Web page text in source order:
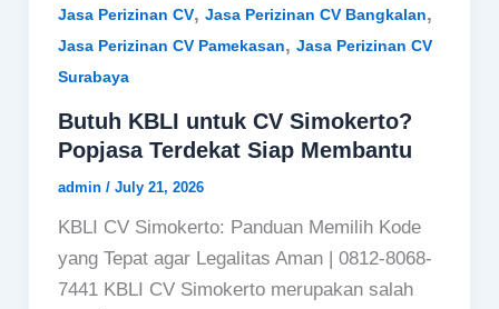
Jasa Perizinan CV, Jasa Perizinan CV Bangkalan,
Jasa Perizinan CV Pamekasan, Jasa Perizinan CV
Surabaya
Butuh KBLI untuk CV Simokerto?
Popjasa Terdekat Siap Membantu
admin / July 21, 2026
KBLI CV Simokerto: Panduan Memilih Kode
yang Tepat agar Legalitas Aman | 0812-8068-
7441 KBLI CV Simokerto merupakan salah